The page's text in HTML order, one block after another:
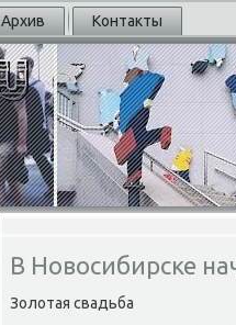
Архив Контакты
В Новосибирске
Золотая свадьба